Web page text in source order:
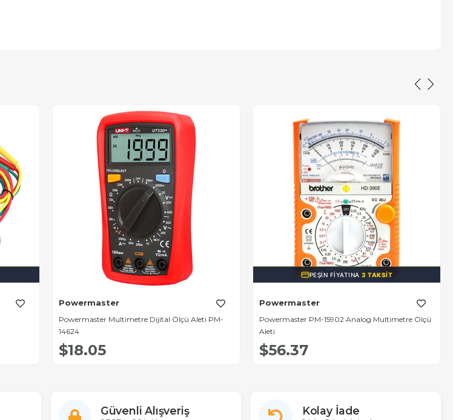
Powermaster
Powermaster Multimetre Dijital Ölçü Aleti PM-
14624
$18.05
PEŞIN FIYATINA3 TAKSIT
Powermaster
Powermaster PM-15902 Analog Multimetre Ölçü
Aleti
$56.37
Güvenli Alışveriş Kolay İade